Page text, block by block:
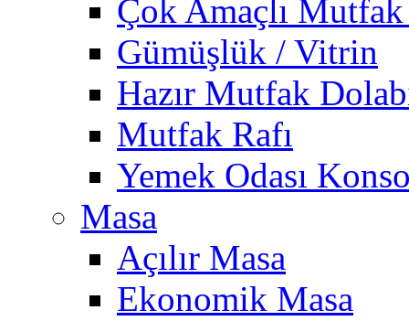
Çok Amaçlı Mutfak
Gümüşlük / Vitrin
Hazır Mutfak
Mutfak Rafı
Yemek Odası
Masa
Açılır Masa
Ekonomik Masa